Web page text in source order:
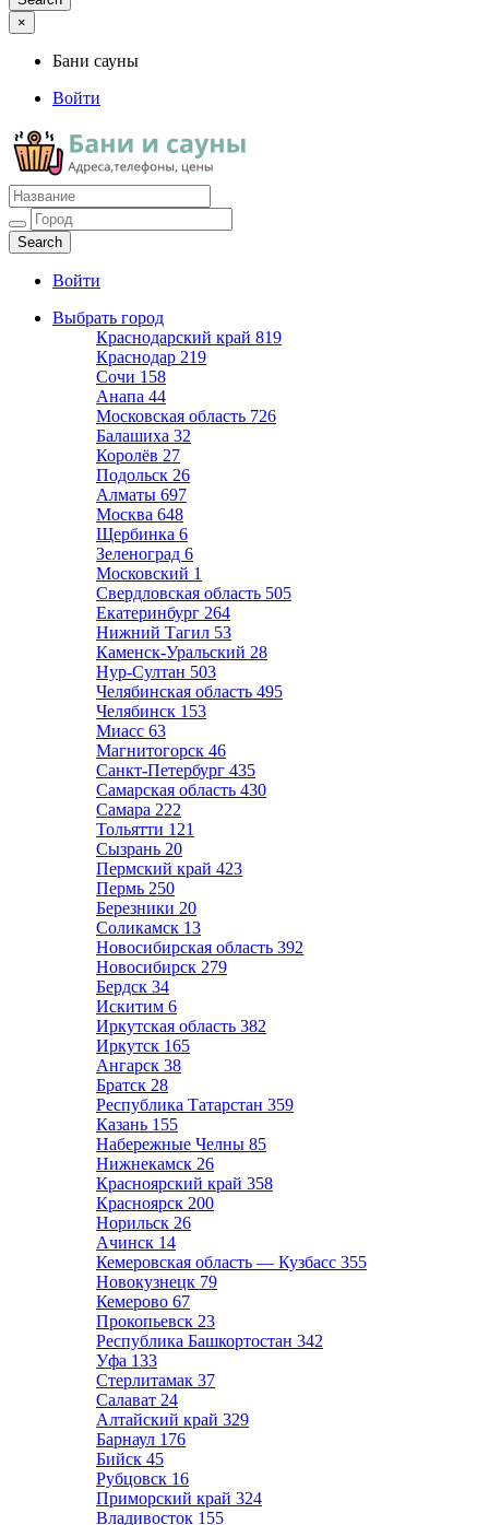
×
Бани сауны
Войти
Бани сауны
Адреса и телефоны
Войти
Выбрать город
Краснодарский край 819
Краснодар 219
Сочи 158
Анапа 44
Московская область 726
Балашиха 32
Королёв 27
Подольск 26
Алматы 697
Москва 648
Щербинка 6
Зеленоград 6
Московский 1
Свердловская область 505
Екатеринбург 264
Нижний Тагил 53
Каменск-Уральский 28
Нур-Султан 503
Челябинская область 495
Челябинск 153
Миасс 63
Магнитогорск 46
Санкт-Петербург 435
Самарская область 430
Самара 222
Тольятти 121
Сызрань 20
Пермский край 423
Пермь 250
Березники 20
Соликамск 13
Новосибирская область 392
Новосибирск 279
Бердск 34
Искитим 6
Иркутская область 382
Иркутск 165
Ангарск 38
Братск 28
Республика Татарстан 359
Казань 155
Набережные Челны 85
Нижнекамск 26
Красноярский край 358
Красноярск 200
Норильск 26
Ачинск 14
Кемеровская область — Кузбасс 355
Новокузнецк 79
Кемерово 67
Прокопьевск 23
Республика Башкортостан 342
Уфа 133
Стерлитамак 37
Салават 24
Алтайский край 329
Барнаул 176
Бийск 45
Рубцовск 16
Приморский край 324
Владивосток 155